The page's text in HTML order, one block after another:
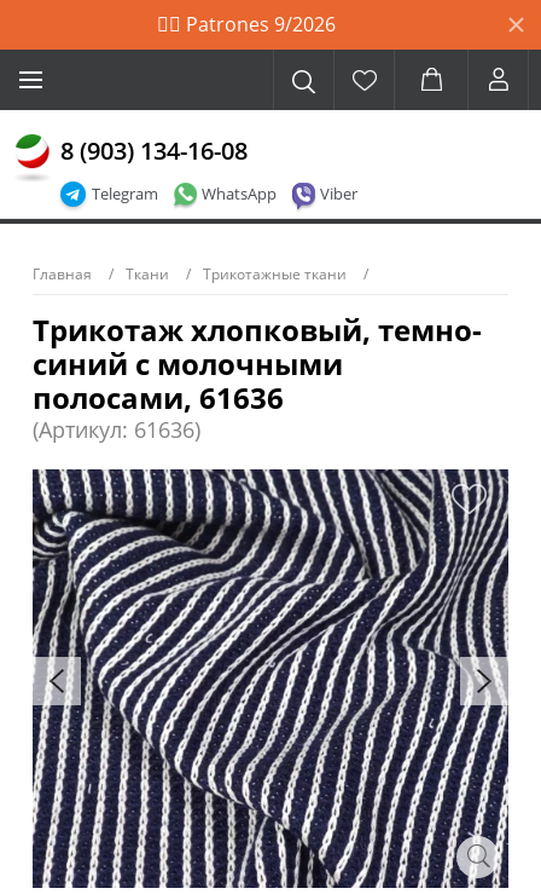
🙋‍♀️ Patrones 9/2026
Telegram WhatsApp Viber
8 (903) 134-16-08
Главная Ткани Трикотажные ткани
Трикотаж хлопковый, темно-
синий с молочными
полосами, 61636
(Артикул: 61636)